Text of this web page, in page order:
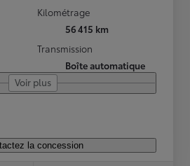
Kilométrage
56 415 km
Transmission
Boîte automatique
Voir plus
la concession